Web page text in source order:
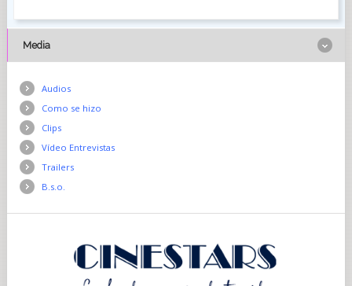
Media
Audios
Como se hizo
Clips
Vídeo Entrevistas
Trailers
B.s.o.